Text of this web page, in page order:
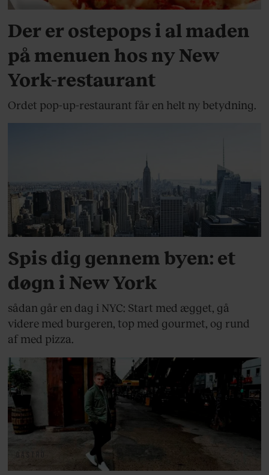
Der er ostepops i al maden
på menuen hos ny New
York-restaurant
Ordet pop-up-restaurant får en helt ny betydning.
GASTRO
Spis dig gennem byen: et
døgn i New York
sådan går en dag i NYC: Start med ægget, gå
videre med burgeren, top med gourmet, og rund
af med pizza.
GASTRO